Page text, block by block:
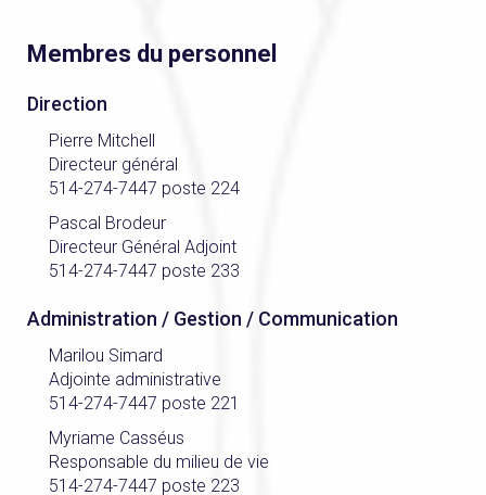
Membres du personnel
Direction
Pierre Mitchell
Directeur général
514-274-7447 poste 224
Pascal Brodeur
Directeur Général Adjoint
514-274-7447 poste 233
Administration / Gestion / Communication
Marilou Simard
Adjointe administrative
514-274-7447 poste 221
Myriame Casséus
Responsable du milieu de vie
514-274-7447 poste 223